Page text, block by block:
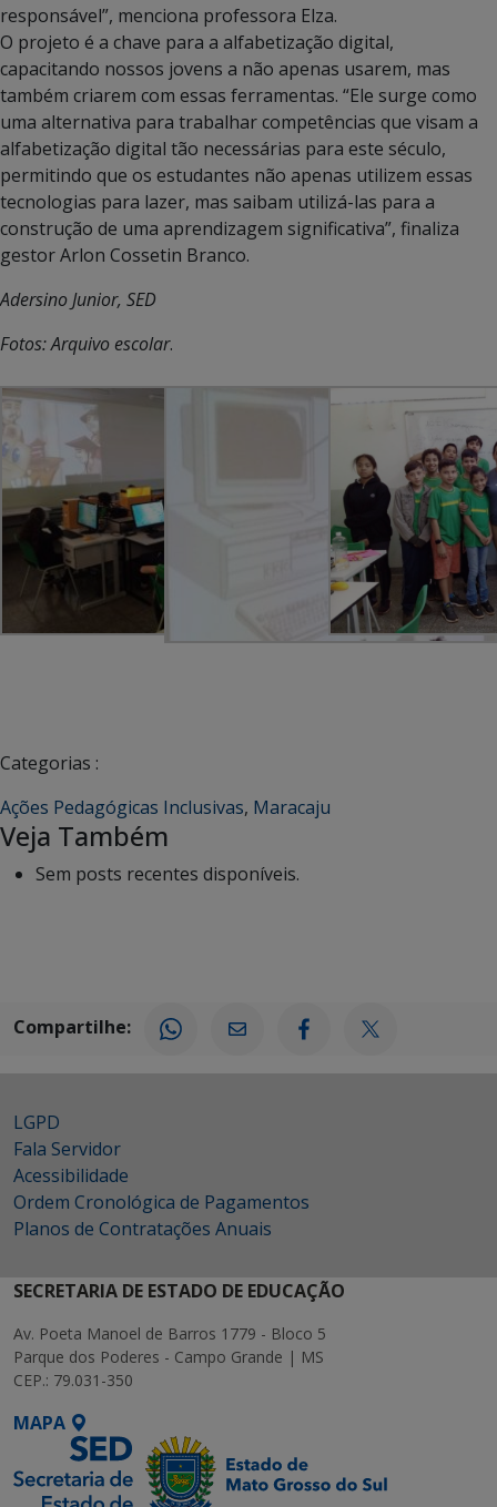
responsável”, menciona professora Elza.
O projeto é a chave para a alfabetização digital,
capacitando nossos jovens a não apenas usarem, mas
também criarem com essas ferramentas. “Ele surge como
uma alternativa para trabalhar competências que visam a
alfabetização digital tão necessárias para este século,
permitindo que os estudantes não apenas utilizem essas
tecnologias para lazer, mas saibam utilizá-las para a
construção de uma aprendizagem significativa”, finaliza
gestor Arlon Cossetin Branco.
Adersino Junior, SED
Fotos: Arquivo escolar.
Categorias :
Ações Pedagógicas Inclusivas, Maracaju
Veja Também
Sem posts recentes disponíveis.
Compartilhe:
LGPD
Fala Servidor
Acessibilidade
Ordem Cronológica de Pagamentos
Planos de Contratações Anuais
SECRETARIA DE ESTADO DE EDUCAÇÃO
Av. Poeta Manoel de Barros 1779 - Bloco 5
Parque dos Poderes - Campo Grande | MS
CEP.: 79.031-350
MAPA